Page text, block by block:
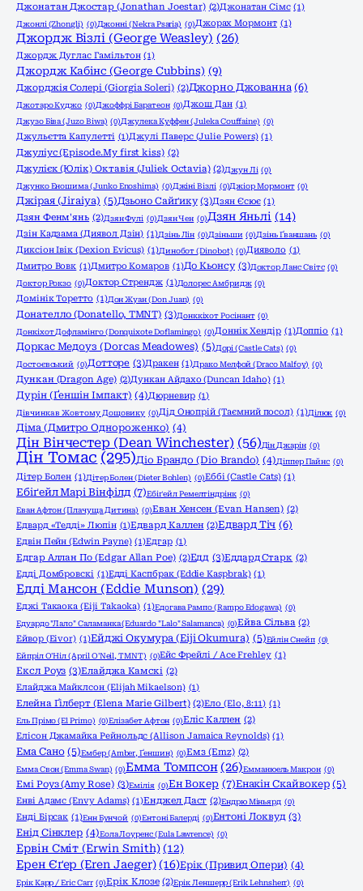
Джонатан Джостар (Jonathan Joestar) (2)Джонатан Сімс (1)
Джонлі (Zhongli) (0)Джонні (Nekra Psaria) (0)Джорах Мормонт (1)
Джордж Візлі (George Weasley) (26)
Джордж Дуглас Гамільтон (1)
Джордж Кабінс (George Cubbins) (9)
Джорджія Солері (Giorgia Soleri) (2)Джорно Джованна (6)
Джотаро Куджо (0)Джоффрі Баратеон (0)Джош Дан (1)
Джузо Біва (Juzo Biwa) (0)Джулека Куффен (Juleka Couffaine) (0)
Джульєтта Капулетті (1)Джулі Паверс (Julie Powers) (1)
Джуліус (Episode.My first kiss) (2)
Джулієк (Юлік) Октавія (Juliek Octavia) (2)Джун Лі (0)
Джунко Еношима (Junko Enoshima) (0)Джіні Візлі (0)Джіор Мормонт (0)
Джірая (Jiraiya) (5)Дзьоно Сайґику (3)Дзян Єсює (1)
Дзян Фенм'янь (2)Дзян Фулі (0)Дзян Чен (0)Дзян Яньлі (14)
Дзін Кадзама (Диявол Дзін) (1)Дзінь Лін (0)Дзіньши (0)Дзінь Ґваншань (0)
Диксіон Івік (Dexion Evicus) (1)Динобот (Dinobot) (0)Дияволо (1)
Дмитро Вовк (1)Дмитро Комаров (1)До Кьонсу (3)Доктор Ланс Світс (0)
Доктор Рокзо (0)Доктор Стрендж (1)Долорес Амбридж (0)
Домінік Торетто (1)Дон Жуан (Don Juan) (0)
Донателло (Donatello, TMNT) (3)Донккіхот Росінант (0)
Донкіхот Дофламінго (Donquixote Doflamingo) (0)Доннік Хендір (1)Доппіо (1)
Доркас Медоуз (Dorcas Meadowes) (5)Дорі (Castle Cats) (0)
Достоєвський (0)Дотторе (3)Дракен (1)Драко Мелфой (Draco Malfoy) (0)
Дункан (Dragon Age) (2)Дункан Айдахо (Duncan Idaho) (1)
Дурін (Ґеншін Імпакт) (4)Дюрневир (1)
Дівчинка в Жовтому Дощовику (0)Дід Онопрій (Таємний посол) (1)Ділюк (0)
Діма (Дмитро Однороженко) (4)
Дін Вінчестер (Dean Winchester) (56)Дін Джарін (0)
Дін Томас (295)Діо Брандо (Dio Brando) (4)Діппер Пайнс (0)
Дітер Болен (1)Дітер Болен (Dieter Bohlen) (0)Еббі (Castle Cats) (1)
Ебіґейл Марі Вінфілд (7)Ебіґейл Ремелтіндрінк (0)
Еван Афтон (Плачуща Дитина) (0)Еван Хенсен (Evan Hansen) (2)
Едвард «Тедді» Люпін (1)Едвард Каллен (2)Едвард Тіч (6)
Едвін Пейн (Edwin Payne) (1)Едгар (1)
Едгар Аллан По (Edgar Allan Poe) (2)Едд (3)Еддард Старк (2)
Едді Домбровскі (1)Едді Каспбрак (Eddie Kaspbrak) (1)
Едді Мансон (Eddie Munson) (29)
Еджі Такаока (Eiji Takaoka) (1)Едогава Рампо (Rampo Edogawa) (0)
Едуардо "Лало" Саламанка (Eduardo "Lalo" Salamanca) (0)Ейва Сільва (2)
Ейвор (Eivor) (1)Ейджі Окумура (Eiji Okumura) (5)Ейлін Снейп (0)
Ейпріл О'Ніл (April O'Neil, TMNT) (0)Ейс Фрейлі / Ace Frehley (1)
Ексл Роуз (3)Елайджа Камскі (2)
Елайджа Майклсон (Elijah Mikaelson) (1)
Елейна Ґілберт (Elena Marie Gilbert) (2)Ело (Elo, 8:11) (1)
Ель Прімо (El Primo) (0)Елізабет Афтон (0)Еліс Каллен (2)
Елісон Джамайка Рейнольдс (Allison Jamaica Reynolds) (1)
Ема Сано (5)Ембер (Amber, Ґеншин) (0)Емз (Emz) (2)
Емма Свон (Emma Swan) (0)Емма Томпсон (26)Емманюель Макрон (0)
Емі Роуз (Amy Rose) (3)Емілія (0)Ен Вокер (7)Енакін Скайвокер (5)
Енві Адамс (Envy Adams) (1)Енджел Даст (2)Ендрю Міньярд (0)
Енді Бірсак (1)Енн Бунчой (0)Ентоні Балерді (0)Ентоні Локвуд (3)
Енід Сінклер (4)Еола Лоуренс (Eula Lawrence) (0)
Ервін Сміт (Erwin Smith) (12)
Ерен Єґер (Eren Jaeger) (16)Ерік (Привид Опери) (4)
Ерік Карр / Eric Carr (0)Ерік Клозе (2)Ерік Леншерр (Erik Lehnsherr) (0)